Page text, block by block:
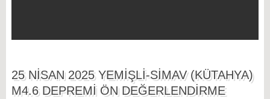
25 NİSAN 2025 YEMİŞLİ-SİMAV (KÜTAHYA)
M4.6 DEPREMİ ÖN DEĞERLENDİRME